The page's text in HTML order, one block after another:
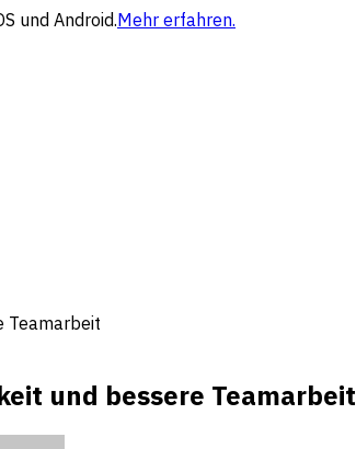
und Android.Mehr erfahren.
Teamarbeit
und bessere Teamarbeit